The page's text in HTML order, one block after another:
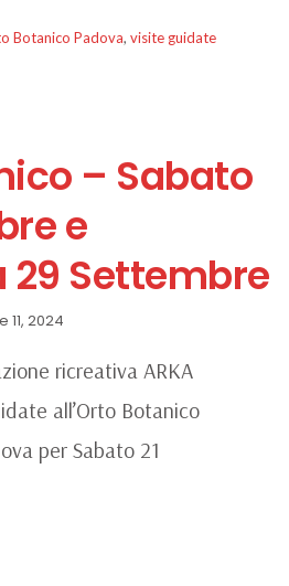
Botanico Padova, visite guidate
– Sabato
e
29 Settembre
11, 2024
ricreativa ARKA
all’Orto Botanico
per Sabato 21